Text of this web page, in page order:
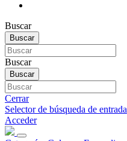
Buscar
Buscar
Buscar
Buscar
Cerrar
Selector de búsqueda de entrada
Acceder